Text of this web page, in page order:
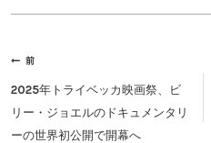
投
稿
ナ
ビ
前
2025年トライベッカ映画祭、ビ
リー・ジョエルのドキュメンタリ
ーの世界初公開で開幕へ